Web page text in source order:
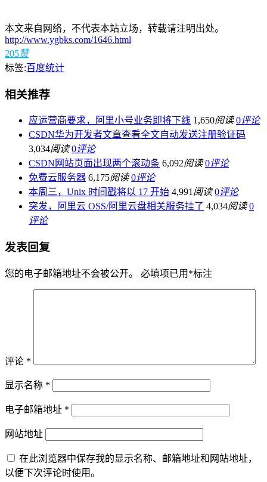
本文来自网络，不代表本站立场，转载请注明出处。
http://www.ygbks.com/1646.html
205赞
标签:百度统计
相关推荐
应运营商要求，阿里小号业务即将下线 1,650阅读 0评论
CSDN华为开发者文章查看全文自动发送注册验证码
3,034阅读 0评论
CSDN网站页面出现两个滚动条 6,092阅读 0评论
免费云服务器 6,175阅读 0评论
本周三，Unix 时间戳将以 17 开始 4,991 阅读 0评论
突发，阿里云 OSS/阿里云盘相关服务挂了 4,034阅读 0
评论
发表回复
您的电子邮箱地址不会被公开。 必填项已用 *标注
评论 *
显示名称 *
电子邮箱地址 *
网站地址
在此浏览器中保存我的显示名称、邮箱地址和网站地址，
以便下次评论时使用。